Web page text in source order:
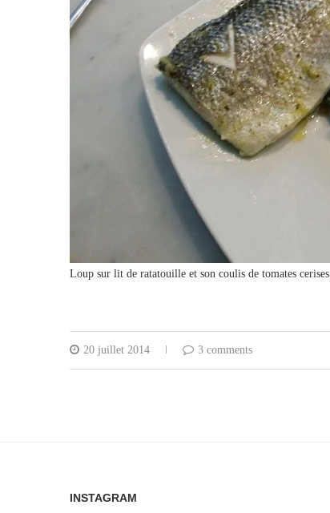
Loup sur lit de ratatouille et son coulis de tomates cerises
20 juillet 2014 3 comments
INSTAGRAM